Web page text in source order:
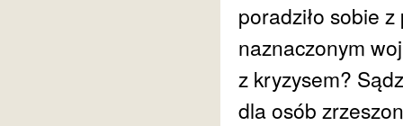
poradziło sobie
naznaczonym
z kryzysem?
dla osób